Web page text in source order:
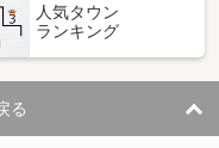
人気タウン
ランキング
る